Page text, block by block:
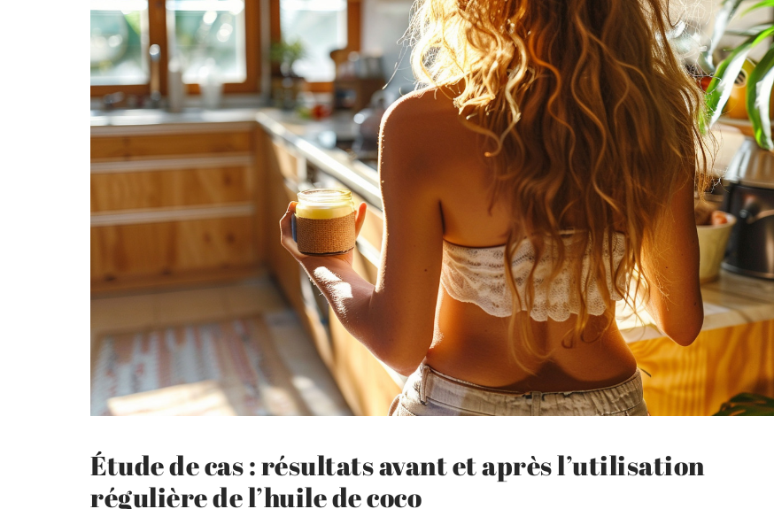
Étude de cas : résultats avant et après l’utilisation
régulière de l’huile de coco